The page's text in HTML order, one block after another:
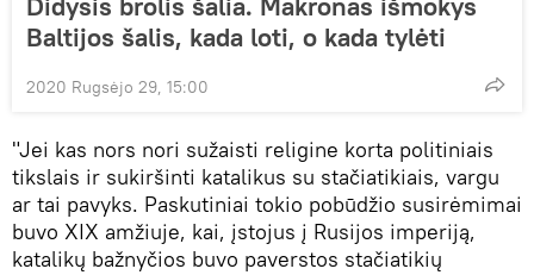
Baltijos šalis, kada loti, o kada tylėti
2020 Rugsėjo 29, 15:00
"Jei kas nors nori sužaisti religine korta politiniais
tikslais ir sukiršinti katalikus su stačiatikiais, vargu
ar tai pavyks. Paskutiniai tokio pobūdžio susirėmimai
buvo XIX amžiuje, kai, įstojus į Rusijos imperiją,
katalikų bažnyčios buvo paverstos stačiatikių